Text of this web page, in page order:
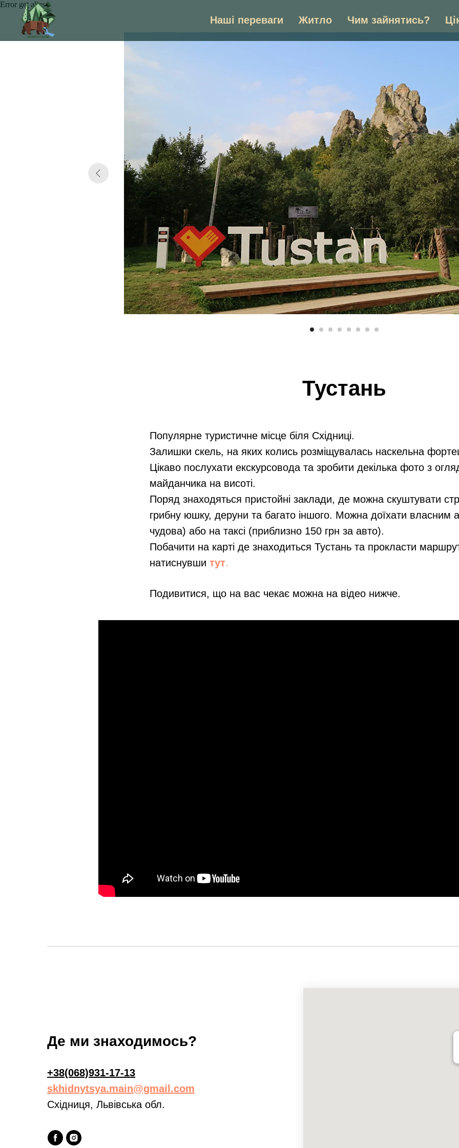
Error get alias
Наші переваги Житло Чим зайнятись?
Тустань
Популярне туристичне місце біля Східниці.
Залишки скель, на яких колись розміщувалась наскельна
Цікаво послухати екскурсовода та зробити декілька фото з
майданчика на висоті.
Поряд знаходяться пристойні заклади, де можна скуштувати
грибну юшку, деруни та багато іншого. Можна доїхати власним
чудова) або на таксі (приблизно 150 грн за авто).
Побачити на карті де знаходиться Тустань та прокласти
натиснувши тут.
Подивитися, що на вас чекає можна на відео нижче.
Де ми знаходимось?
+38(068)931-17-13
skhidnytsya.main@gmail.com
Східниця, Львівська обл.